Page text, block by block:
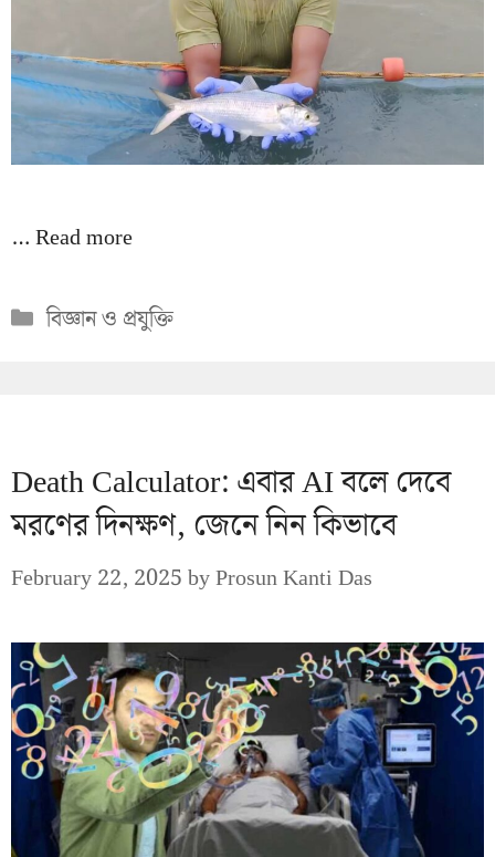
…Read more
Categories
বিজ্ঞান ও প্রযুক্তি
Death Calculator: এবার AI বলে দেবে
মরণের দিনক্ষণ, জেনে নিন কিভাবে
February 22, 2025byProsun Kanti Das